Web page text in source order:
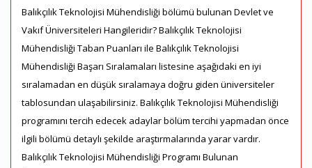
Balıkçılık Teknolojisi Mühendisliği bölümü bulunan Devlet ve
Vakıf Üniversiteleri Hangileridir? Balıkçılık Teknolojisi
Mühendisliği Taban Puanları ile Balıkçılık Teknolojisi
Mühendisliği Başarı Sıralamaları listesine aşağıdaki en iyi
sıralamadan en düşük sıralamaya doğru giden üniversiteler
tablosundan ulaşabilirsiniz. Balıkçılık Teknolojisi Mühendisliği
programını tercih edecek adaylar bölüm tercihi yapmadan önce
ilgili bölümü detaylı şekilde araştırmalarında yarar vardır.
Balıkçılık Teknolojisi Mühendisliği Programı Bulunan